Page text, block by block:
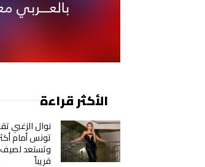
الأكثر قراءة
نوال الزغبي
وتستعد لصيف
قريباً